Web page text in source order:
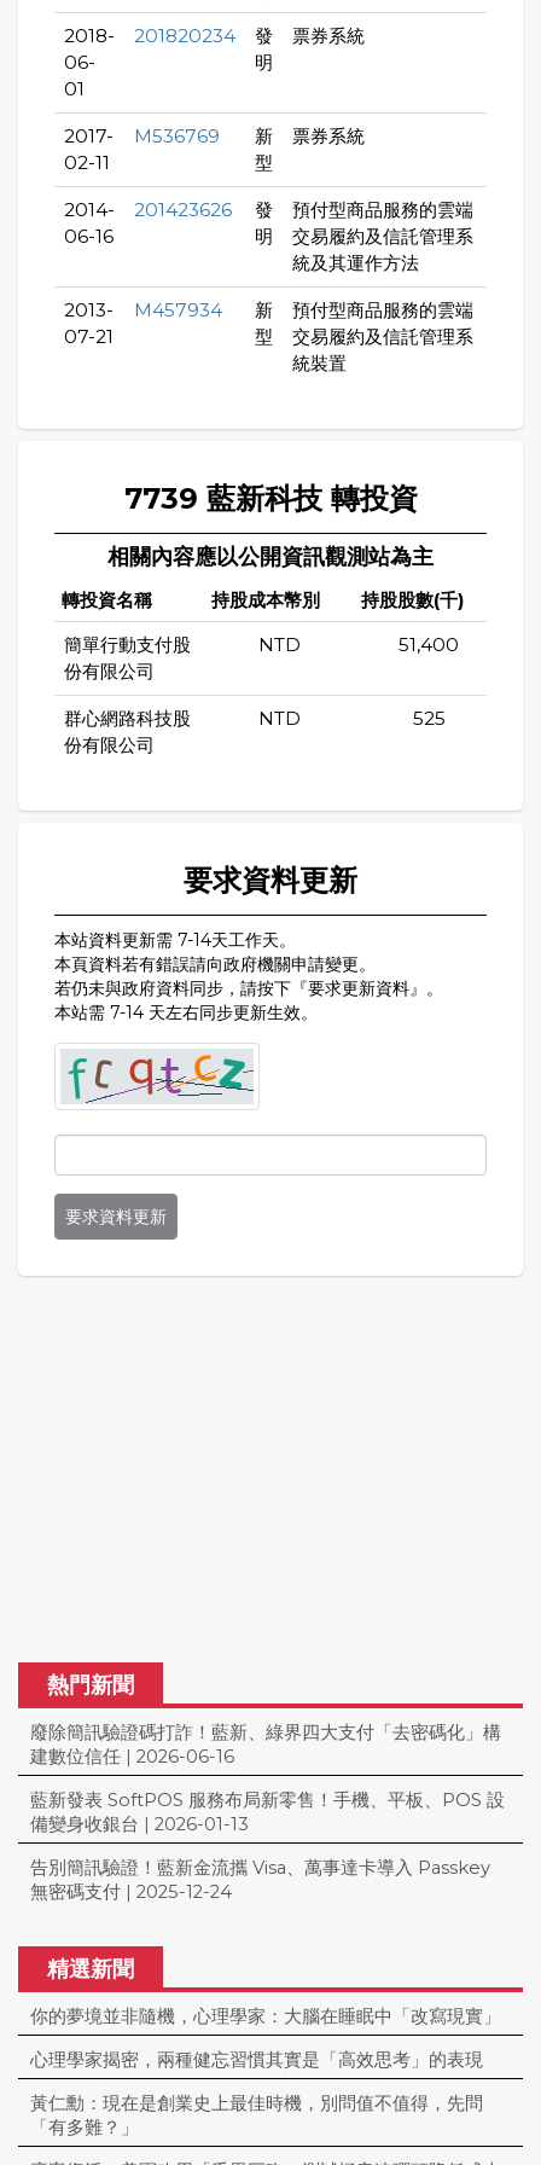
2018-
06-
01
201820234
發
明
票券系統
2017-
02-11
M536769
新
型
票券系統
2014-
06-16
201423626
發
明
預付型商品服務的雲端
交易履約及信託管理系
統及其運作方法
2013-
07-21
M457934
新
型
預付型商品服務的雲端
交易履約及信託管理系
統裝置
7739 藍新科技 轉投資
相關內容應以公開資訊觀測站為主
轉投資名稱 持股成本幣別 持股股數(千)
簡單行動支付股
份有限公司
NTD 51,400
群心網路科技股
份有限公司
NTD 525
要求資料更新
本站資料更新需 7-14天工作天。
本頁資料若有錯誤請向政府機關申請變更。
若仍未與政府資料同步，請按下『要求更新資料』。
本站需 7-14 天左右同步更新生效。
要求資料更新
熱門新聞
廢除簡訊驗證碼打詐！藍新、綠界四大支付「去密碼化」構
建數位信任 | 2026-06-16
藍新發表 SoftPOS 服務布局新零售！手機、平板、POS 設
備變身收銀台 | 2026-01-13
告別簡訊驗證！藍新金流攜 Visa、萬事達卡導入 Passkey
無密碼支付 | 2025-12-24
精選新聞
你的夢境並非隨機，心理學家：大腦在睡眠中「改寫現實」
心理學家揭密，兩種健忘習慣其實是「高效思考」的表現
黃仁勳：現在是創業史上最佳時機，別問值不值得，先問
「有多難？」